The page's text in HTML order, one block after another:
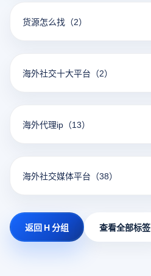
货源怎么找 （2）
海外社交十大平台 （2）
海外代理ip （13）
海外社交媒体平台 （38）
返回 H 分组 查看全部标签